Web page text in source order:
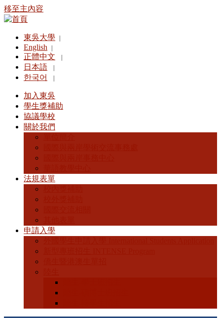
移至主內容
東吳大學
English
正體中文
日本語
한국어
加入東吳
學生獎補助
協議學校
關於我們
法規表單
申請入學